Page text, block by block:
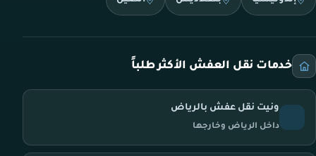
خدمات نقل العفش الأكثر طلباً
ونيت نقل عفش بالرياض
داخل الرياض وخارجها